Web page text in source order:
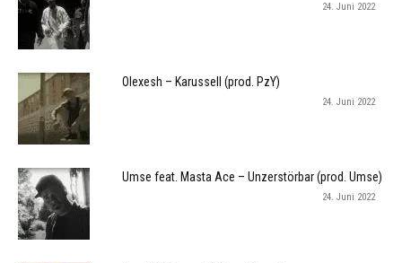
24. Juni 2022
Olexesh – Karussell (prod. PzY)
24. Juni 2022
Umse feat. Masta Ace – Unzerstörbar (prod. Umse)
24. Juni 2022